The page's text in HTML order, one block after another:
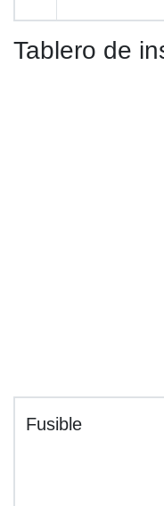
Tablero de
Fusible